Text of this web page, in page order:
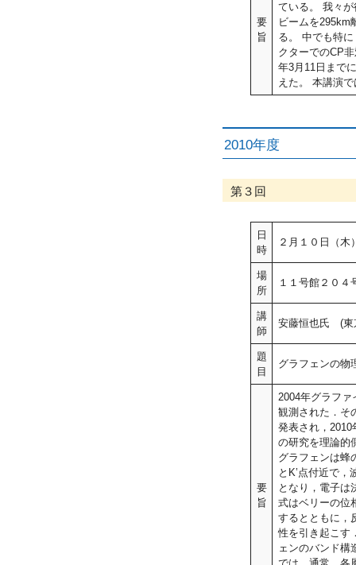
要
旨
ている。 我々
ビームを295km
る。 中でも特
クターでのCP
年3月11日まで
えた。 本講演
2010年度
第３回
日
時
２月１０日（
場
所
１１号館２０４
講
師
安藤恒也氏 (東
題
目
グラフェンの物
要
旨
2004年グラフ
観測された．そ
発表され，
の研究を理論的
グラフェンは蜂
とK’点付近で
となり，電子は
式はベリーの位
するとともに，
性を引き起こす
ェンのバンド構